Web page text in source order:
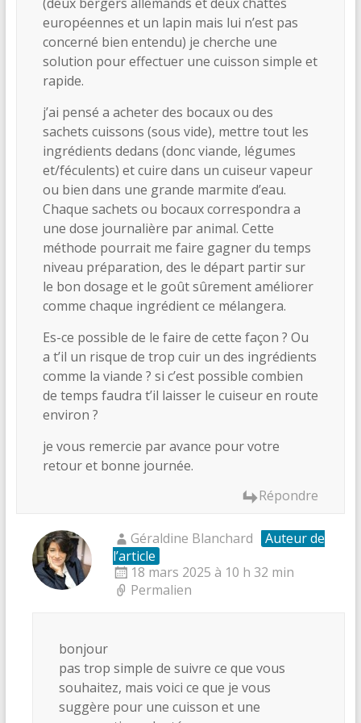
européennes et un lapin mais lui n’est pas
concerné bien entendu) je cherche une
solution pour effectuer une cuisson simple et
rapide.
j’ai pensé a acheter des bocaux ou des
sachets cuissons (sous vide), mettre tout les
ingrédients dedans (donc viande, légumes
et/féculents) et cuire dans un cuiseur vapeur
ou bien dans une grande marmite d’eau.
Chaque sachets ou bocaux correspondra a
une dose journalière par animal. Cette
méthode pourrait me faire gagner du temps
niveau préparation, des le départ partir sur
le bon dosage et le goût sûrement améliorer
comme chaque ingrédient ce mélangera.
Es-ce possible de le faire de cette façon ? Ou
a t’il un risque de trop cuir un des ingrédients
comme la viande ? si c’est possible combien
de temps faudra t’il laisser le cuiseur en route
environ ?
je vous remercie par avance pour votre
retour et bonne journée.
Répondre
Géraldine Blanchard
Auteur de
l’article
18 mars 2025 à 10 h 32 min
Permalien
bonjour
pas trop simple de suivre ce que vous
souhaitez, mais voici ce que je vous
suggère pour une cuisson et une